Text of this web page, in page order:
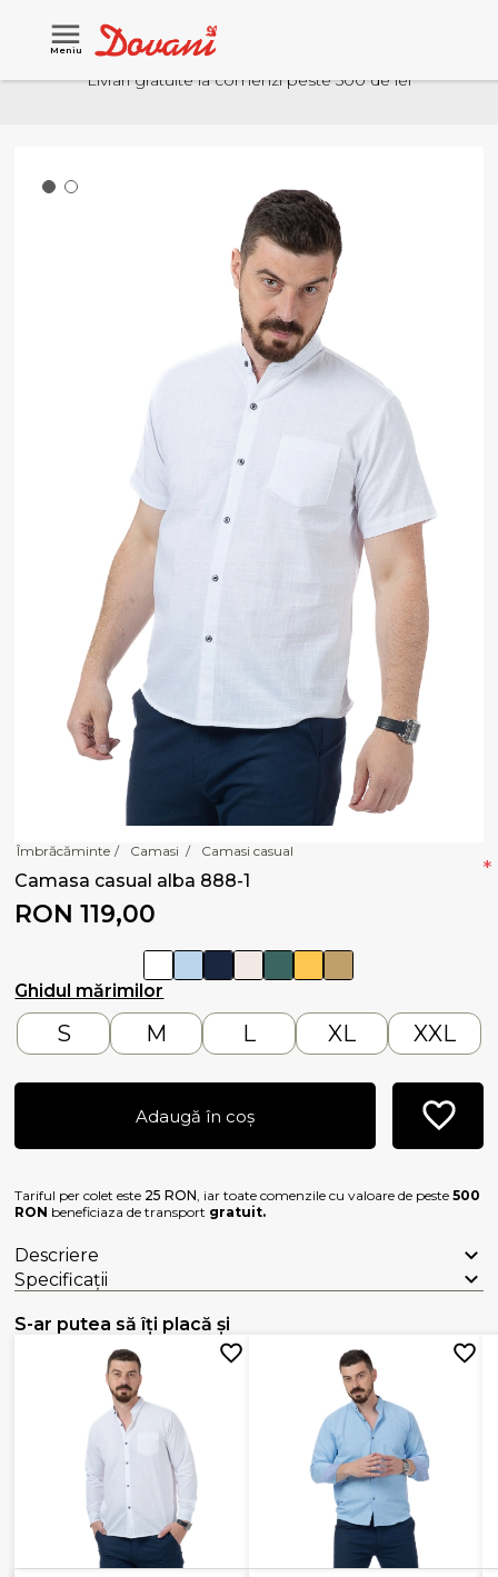
Meniu
Livrari gratuite la comenzi peste 500 de lei
Îmbrăcăminte / Camasi / Camasi casual
Camasa casual alba 888-1
RON 119,00
Ghidul mărimilor
*
S M L XL XXL
Adaugă în coș
Tariful per colet este 25 RON, iar toate comenzile cu valoare de peste500
RON beneficiaza de transport gratuit.
Descriere
Specificații
S-ar putea să îți placă și